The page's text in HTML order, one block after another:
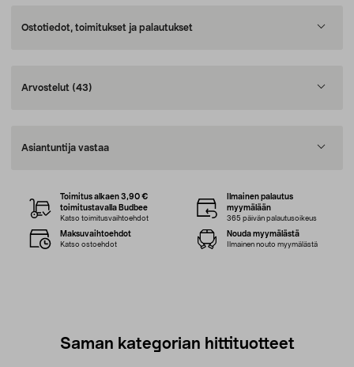
Ostotiedot, toimitukset ja palautukset
Arvostelut (43)
Asiantuntija vastaa
Toimitus alkaen 3,90 €
toimitustavalla Budbee
Katso toimitusvaihtoehdot
Ilmainen palautus
myymälään
365 päivän palautusoikeus
Maksuvaihtoehdot
Katso ostoehdot
Nouda myymälästä
Ilmainen nouto myymälästä
Saman kategorian hittituotteet